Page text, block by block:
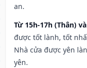
an.
Từ 15h-17h (Thân)
được tốt lành, tốt
Nhà cửa được yên
yên.